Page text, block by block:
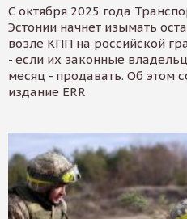
С октября 2025 года
Эстонии начнет изымать
возле КПП на российской
- если их законные
месяц - продавать. Об этом
издание ERR